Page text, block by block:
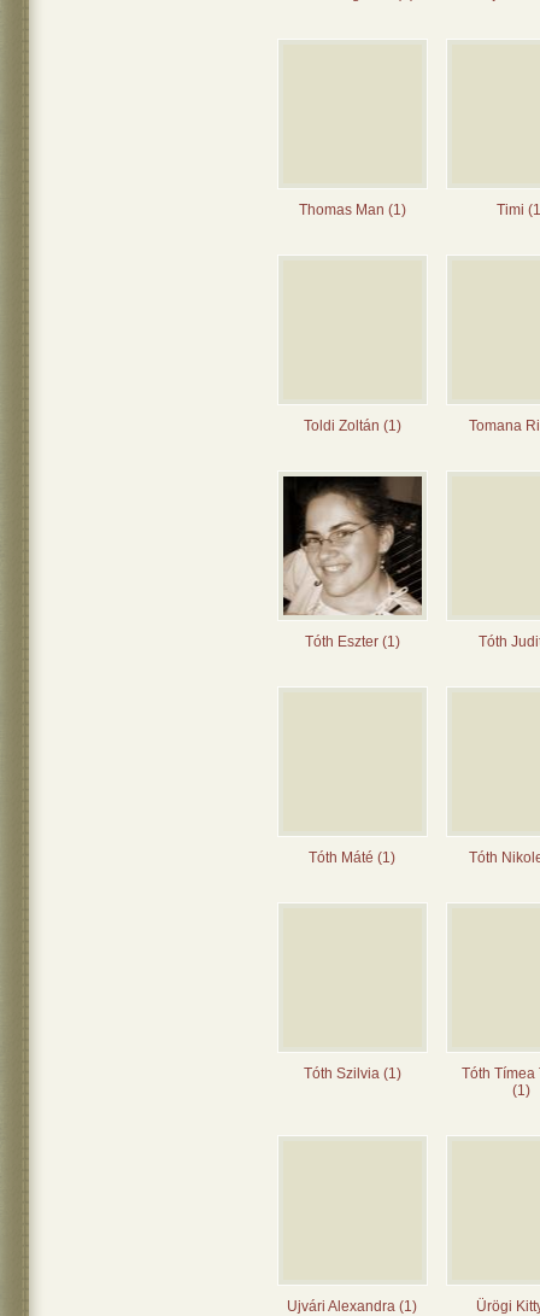
Thomas Man (1) Timi
Toldi Zoltán (1) Tomana
Tóth Eszter (1) Tóth
Tóth Máté (1) Tóth
Tóth Szilvia (1)
Tóth Tímea
(1)
Ujvári Alexandra (1) Ürögi